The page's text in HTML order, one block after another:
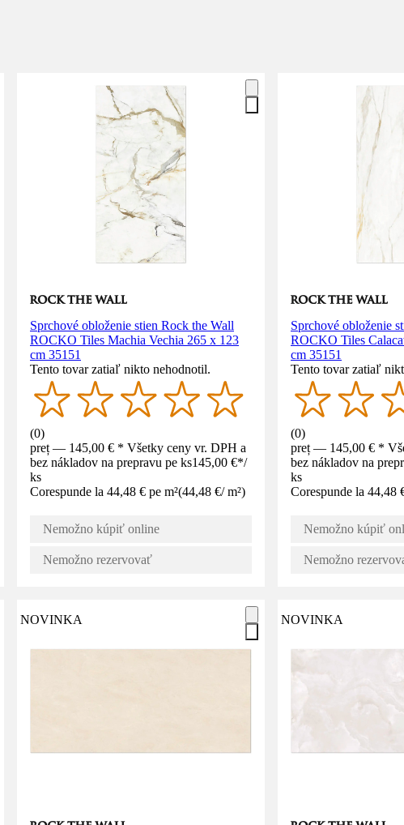
Sprchové obloženie stien Rock the Wall
ROCKO Tiles Machia Vechia 265 x 123
cm 35151
Tento tovar zatiaľ nikto nehodnotil.
(0)
preț — 145,00 € * Všetky ceny vr. DPH a
bez nákladov na prepravu pe ks145,00 €*/
ks
Corespunde la 44,48 € pe m²(44,48 €/ m²)
Nemožno kúpiť online
Nemožno rezervovať
Sprchové obloženie
ROCKO Tiles
cm 35151
Tento tovar zatiaľ
(0)
preț — 145,00 € *
bez nákladov na
ks
Corespunde la 44,48
Nemožno kúpiť
Nemožno
NOVINKA NOVINKA